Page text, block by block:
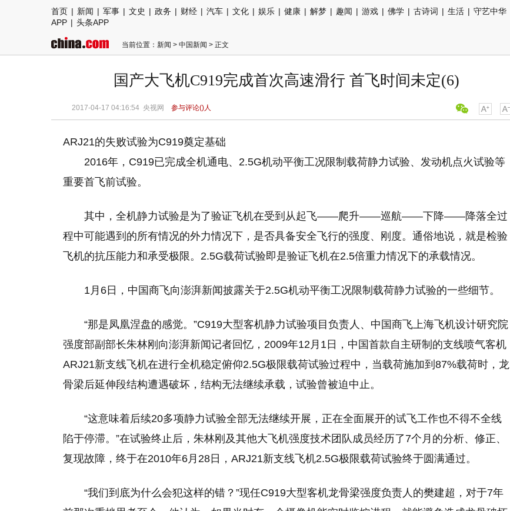
首页 | 新闻 | 军事 | 文史 | 政务 | 财经 | 汽车 | 文化 | 娱乐 | 健康 | 解梦 | 趣闻 | 游戏 | 佛学 | 古诗词 | 生活 | 守艺中华
APP | 头条APP
当前位置： 新闻 > 中国新闻 > 正文
国产大飞机C919完成首次高速滑行 首飞时间未定(6)
2017-04-17 04:16:54 央视网 参与评论()人
ARJ21的失败试验为C919奠定基础
2016年，C919已完成全机通电、2.5G机动平衡工况限制载荷静力试验、发动机点火试验等
重要首飞前试验。
其中，全机静力试验是为了验证飞机在受到从起飞——爬升——巡航——下降——降落全过
程中可能遇到的所有情况的外力情况下，是否具备安全飞行的强度、刚度。通俗地说，就是检验
飞机的抗压能力和承受极限。2.5G载荷试验即是验证飞机在2.5倍重力情况下的承载情况。
1月6日，中国商飞向澎湃新闻披露关于2.5G机动平衡工况限制载荷静力试验的一些细节。
“那是凤凰涅盘的感觉。”C919大型客机静力试验项目负责人、中国商飞上海飞机设计研究院
强度部副部长朱林刚向澎湃新闻记者回忆，2009年12月1日，中国首款自主研制的支线喷气客机
ARJ21新支线飞机在进行全机稳定俯仰2.5G极限载荷试验过程中，当载荷施加到87%载荷时，龙
骨梁后延伸段结构遭遇破坏，结构无法继续承载，试验曾被迫中止。
“这意味着后续20多项静力试验全部无法继续开展，正在全面展开的试飞工作也不得不全线
陷于停滞。”在试验终止后，朱林刚及其他大飞机强度技术团队成员经历了7个月的分析、修正、
复现故障，终于在2010年6月28日，ARJ21新支线飞机2.5G极限载荷试验终于圆满通过。
“我们到底为什么会犯这样的错？”现任C919大型客机龙骨梁强度负责人的樊建超，对于7年